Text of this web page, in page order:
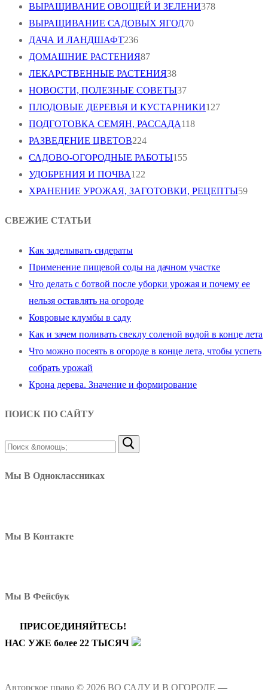
ВЫРАЩИВАНИЕ ОВОЩЕЙ И ЗЕЛЕНИ378
ВЫРАЩИВАНИЕ САДОВЫХ ЯГОД70
ДАЧА И ЛАНДШАФТ236
ДОМАШНИЕ РАСТЕНИЯ87
ЛЕКАРСТВЕННЫЕ РАСТЕНИЯ38
НОВОСТИ, ПОЛЕЗНЫЕ СОВЕТЫ37
ПЛОДОВЫЕ ДЕРЕВЬЯ И КУСТАРНИКИ127
ПОДГОТОВКА СЕМЯН, РАССАДА118
РАЗВЕДЕНИЕ ЦВЕТОВ224
САДОВО-ОГОРОДНЫЕ РАБОТЫ155
УДОБРЕНИЯ И ПОЧВА122
ХРАНЕНИЕ УРОЖАЯ, ЗАГОТОВКИ, РЕЦЕПТЫ59
СВЕЖИЕ СТАТЬИ
Как заделывать сидераты
Применение пищевой соды на дачном участке
Что делать с ботвой после уборки урожая и почему ее
нельзя оставлять на огороде
Ковровые клумбы в саду
Как и зачем поливать свеклу соленой водой в конце лета
Что можно посеять в огороде в конце лета, чтобы успеть
собрать урожай
Крона дерева. Значение и формирование
ПОИСК ПО САЙТУ
Найти:
Мы В Одноклассниках
Мы В Контакте
Мы В Фейсбук
ПРИСОЕДИНЯЙТЕСЬ!
НАС УЖЕ более 22 ТЫСЯЧ
Авторское право © 2026 ВО САДУ И В ОГОРОДЕ —